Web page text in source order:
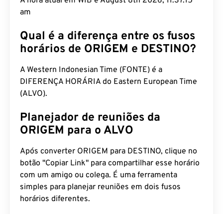
am
Qual é a diferença entre os fusos
horários de ORIGEM e DESTINO?
A Western Indonesian Time (FONTE) é a
DIFERENÇA HORÁRIA do Eastern European Time
(ALVO).
Planejador de reuniões da
ORIGEM para o ALVO
Após converter ORIGEM para DESTINO, clique no
botão "Copiar Link" para compartilhar esse horário
com um amigo ou colega. É uma ferramenta
simples para planejar reuniões em dois fusos
horários diferentes.